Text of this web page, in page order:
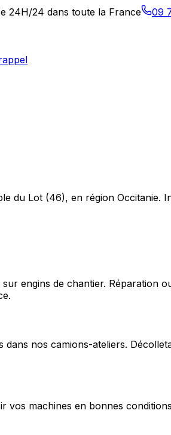
24H/24 dans toute la France 09
du Lot (46), en région
engins de chantier. Réparation
nos camions-ateliers.
vos machines en bonnes